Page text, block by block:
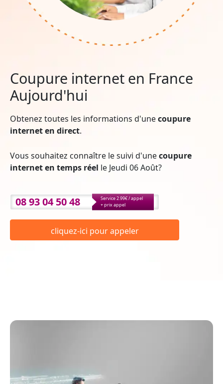
Coupure internet en France
Aujourd'hui
Obtenez toutes les informations d'unecoupure
internet en direct.
Vous souhaitez connaître le suivi d'unecoupure
internet en temps réel le Jeudi 06 Août?
08 93 04 50 48
Service 2.99€ / appel
+ prix appel
cliquez-ici pour appeler